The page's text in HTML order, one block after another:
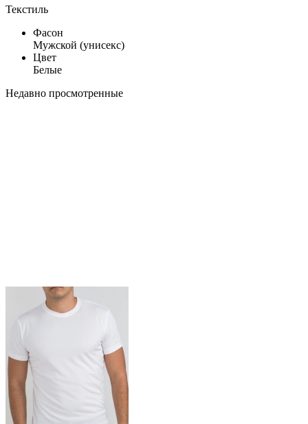
Текстиль
Фасон
Мужской (унисекс)
Цвет
Белые
Недавно просмотренные